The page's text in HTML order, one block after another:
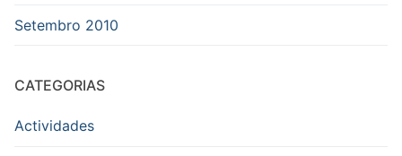
Setembro 2010
CATEGORIAS
Actividades